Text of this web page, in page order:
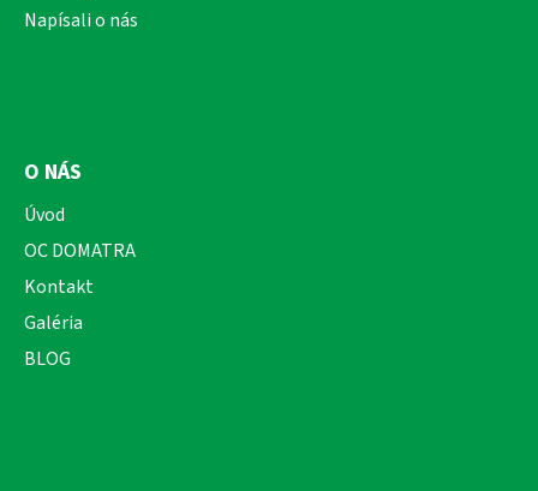
Napísali o nás
O NÁS
Úvod
OC DOMATRA
Kontakt
Galéria
BLOG